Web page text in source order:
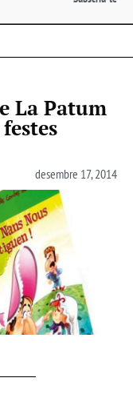
La Patum
desembre 17, 2014